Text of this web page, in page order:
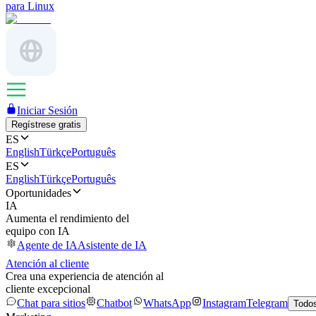
para Linux
Iniciar Sesión
Regístrese gratis
ES
EnglishTürkçePortuguês
ES
EnglishTürkçePortuguês
Oportunidades
IA
Aumenta el rendimiento del
equipo con IA
Agente de IAAsistente de IA
Atención al cliente
Crea una experiencia de atención al
cliente excepcional
Chat para sitios
Chatbot WhatsApp InstagramTelegram